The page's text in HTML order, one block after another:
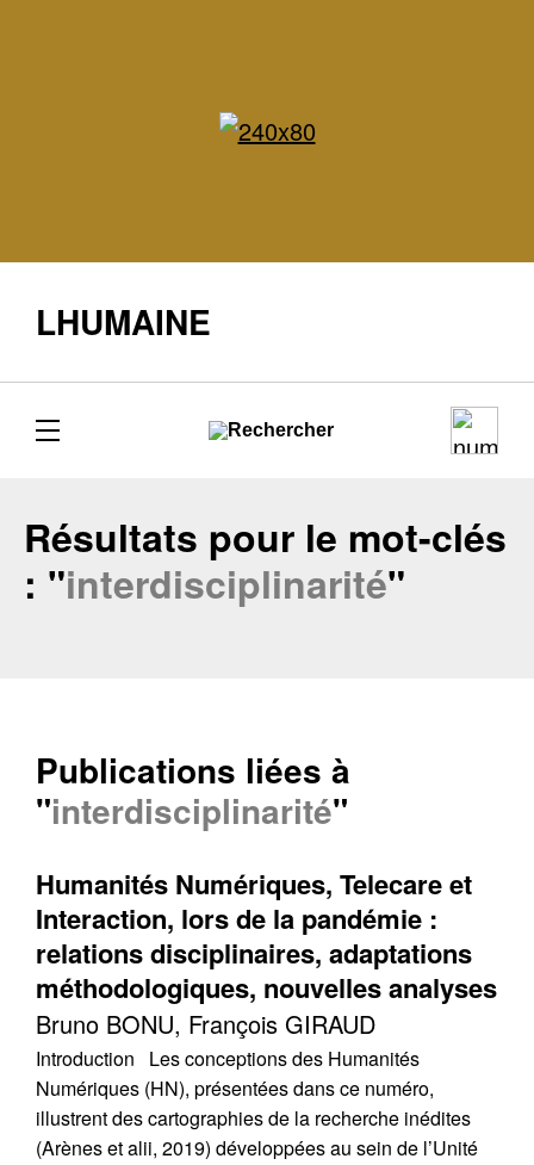
LHUMAINE
Résultats pour le mot-clés
: "interdisciplinarité"
Publications liées à
"interdisciplinarité"
Humanités Numériques, Telecare et
Interaction, lors de la pandémie :
relations disciplinaires, adaptations
méthodologiques, nouvelles analyses
Bruno BONU, François GIRAUD
Introduction Les conceptions des Humanités
Numériques (HN), présentées dans ce numéro,
illustrent des cartographies de la recherche inédites
(Arènes et alii, 2019) développées au sein de l’Unité